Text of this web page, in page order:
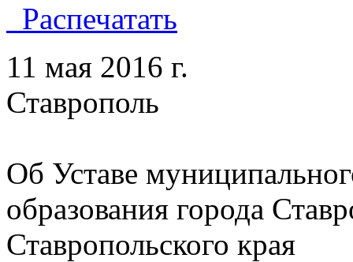
Распечатать
11 мая 2016
Об Уставе
образования города
Ставропольского края